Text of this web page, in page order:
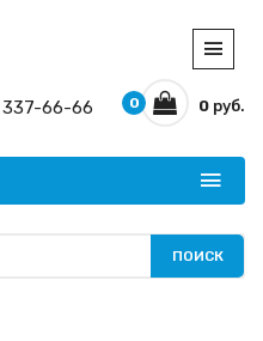
66-66 0 руб.
0
ПОИСК